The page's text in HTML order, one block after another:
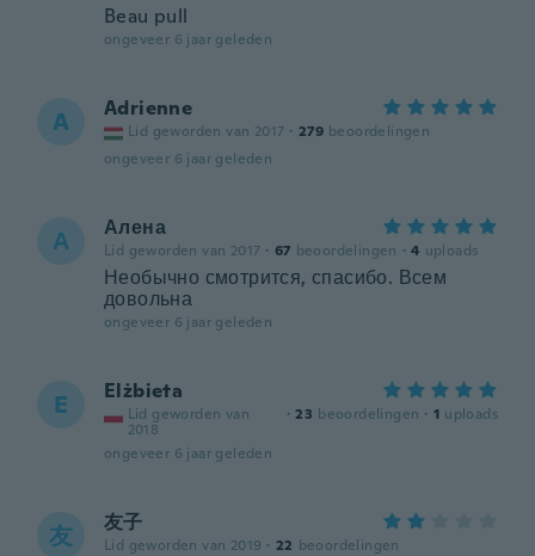
Beau pull
ongeveer 6 jaar geleden
A Adrienne
Lid geworden van 2017 · 279 beoordelingen
ongeveer 6 jaar geleden
А Алена
Lid geworden van 2017 · 67 beoordelingen · 4 uploads
Необычно смотрится, спасибо. Всем
довольна
ongeveer 6 jaar geleden
E Elżbieta
Lid geworden van
2018
· 23 beoordelingen · 1 uploads
ongeveer 6 jaar geleden
友 友子
Lid geworden van 2019 · 22 beoordelingen